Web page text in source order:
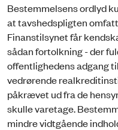
Bestemmelsens ordlyd
at tavshedspligten
Finanstilsynet får
sådan fortolkning - der
offentlighedens adgang
vedrørende
påkrævet ud fra de
skulle varetage.
mindre vidtgående